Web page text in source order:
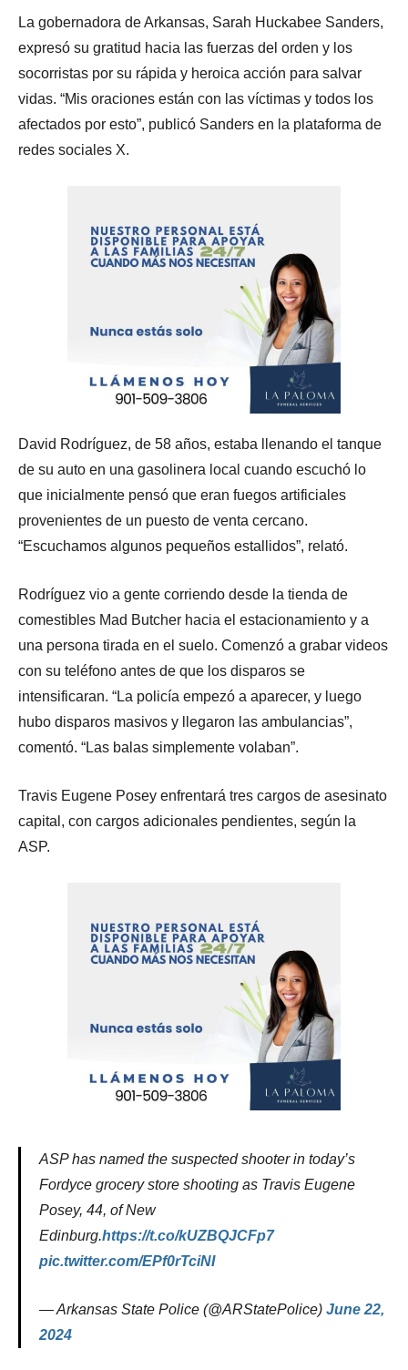
La gobernadora de Arkansas, Sarah Huckabee Sanders,
expresó su gratitud hacia las fuerzas del orden y los
socorristas por su rápida y heroica acción para salvar
vidas. “Mis oraciones están con las víctimas y todos los
afectados por esto”, publicó Sanders en la plataforma de
redes sociales X.
David Rodríguez, de 58 años, estaba llenando el tanque
de su auto en una gasolinera local cuando escuchó lo
que inicialmente pensó que eran fuegos artificiales
provenientes de un puesto de venta cercano.
“Escuchamos algunos pequeños estallidos”, relató.
Rodríguez vio a gente corriendo desde la tienda de
comestibles Mad Butcher hacia el estacionamiento y a
una persona tirada en el suelo. Comenzó a grabar videos
con su teléfono antes de que los disparos se
intensificaran. “La policía empezó a aparecer, y luego
hubo disparos masivos y llegaron las ambulancias”,
comentó. “Las balas simplemente volaban”.
Travis Eugene Posey enfrentará tres cargos de asesinato
capital, con cargos adicionales pendientes, según la
ASP.
ASP has named the suspected shooter in today’s
Fordyce grocery store shooting as Travis Eugene
Posey, 44, of New
Edinburg.https://t.co/kUZBQJCFp7
pic.twitter.com/EPf0rTciNI
— Arkansas State Police (@ARStatePolice) June 22,
2024